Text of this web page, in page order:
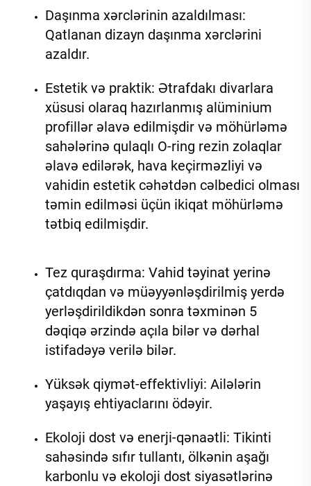
Daşınma xərclərinin azaldılması:
Qatlanan dizayn daşınma xərclərini
azaldır.
Estetik və praktik: Ətrafdakı divarlara
xüsusi olaraq hazırlanmış alüminium
profillər əlavə edilmişdir və möhürləmə
sahələrinə qulaqlı O-ring rezin zolaqlar
əlavə edilərək, hava keçirməzliyi və
vahidin estetik cəhətdən cəlbedici olması
təmin edilməsi üçün ikiqat möhürləmə
tətbiq edilmişdir.
Tez quraşdırma: Vahid təyinat yerinə
çatdıqdan və müəyyənləşdirilmiş yerdə
yerləşdirildikdən sonra təxminən 5
dəqiqə ərzində açıla bilər və dərhal
istifadəyə verilə bilər.
Yüksək qiymət-effektivliyi: Ailələrin
yaşayış ehtiyaclarını ödəyir.
Ekoloji dost və enerji-qənaətli: Tikinti
sahəsində sıfır tullantı, ölkənin aşağı
karbonlu və ekoloji dost siyasətlərinə